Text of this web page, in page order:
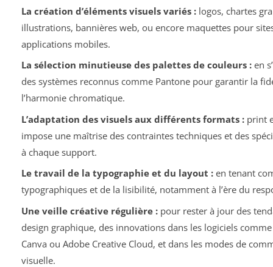
La création d’éléments visuels variés :logos, chartes
illustrations, bannières web, ou encore maquettes pour
applications mobiles.
La sélection minutieuse des palettes de couleurs :en
des systèmes reconnus comme Pantone pour garantir la
l’harmonie chromatique.
L’adaptation des visuels aux différents formats :print
impose une maîtrise des contraintes techniques et des
à chaque support.
Le travail de la typographie et du layout :en tenant
typographiques et de la lisibilité, notamment à l’ère du
Une veille créative régulière :pour rester à jour des
design graphique, des innovations dans les logiciels comme
Canva ou Adobe Creative Cloud, et dans les modes de
visuelle.